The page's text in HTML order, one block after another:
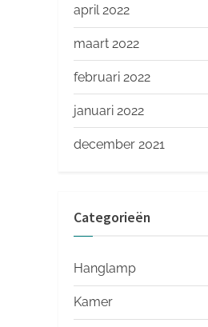
april 2022
maart 2022
februari 2022
januari 2022
december 2021
Categorieën
Hanglamp
Kamer